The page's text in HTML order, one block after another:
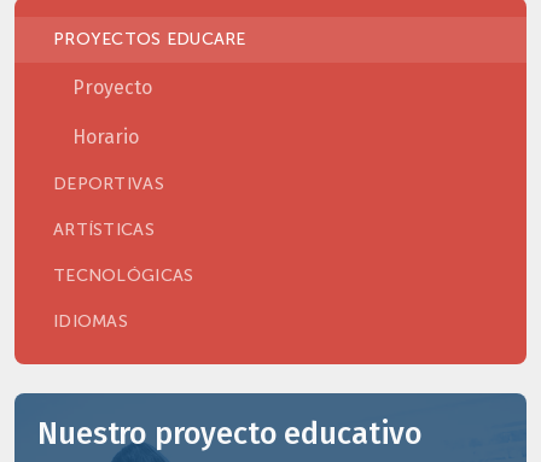
PROYECTOS EDUCARE
Proyecto
Horario
DEPORTIVAS
ARTÍSTICAS
TECNOLÓGICAS
IDIOMAS
Nuestro proyecto educativo